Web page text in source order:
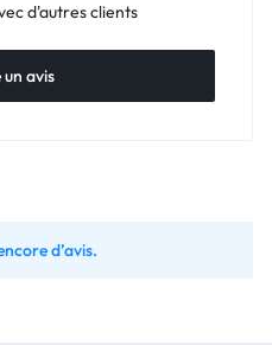
d'autres clients
un avis
d’avis.